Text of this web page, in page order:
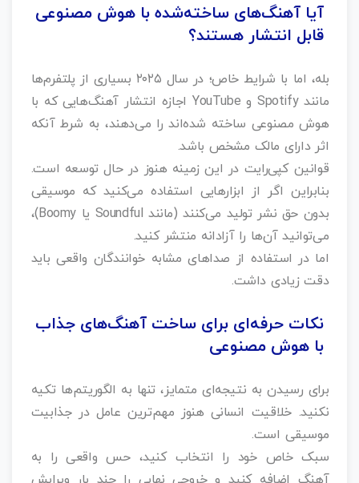
آیا آهنگ‌های ساخته‌شده با هوش مصنوعی
قابل انتشار هستند؟
بله، اما با شرایط خاص؛ در سال ۲۰۲۵ بسیاری از پلتفرم‌ها
مانند Spotify و YouTube اجازه انتشار آهنگ‌هایی که با
هوش مصنوعی ساخته شده‌اند را می‌دهند، به شرط آنکه
اثر دارای مالک مشخص باشد.
قوانین کپی‌رایت در این زمینه هنوز در حال توسعه است.
بنابراین اگر از ابزارهایی استفاده می‌کنید که موسیقی
بدون حق نشر تولید می‌کنند (مانند Soundful یا Boomy)،
می‌توانید آن‌ها را آزادانه منتشر کنید.
اما در استفاده از صداهای مشابه خوانندگان واقعی باید
دقت زیادی داشت.
نکات حرفه‌ای برای ساخت آهنگ‌های جذاب
با هوش مصنوعی
برای رسیدن به نتیجه‌ای متمایز، تنها به الگوریتم‌ها تکیه
نکنید. خلاقیت انسانی هنوز مهم‌ترین عامل در جذابیت
موسیقی است.
سبک خاص خود را انتخاب کنید، حس واقعی را به